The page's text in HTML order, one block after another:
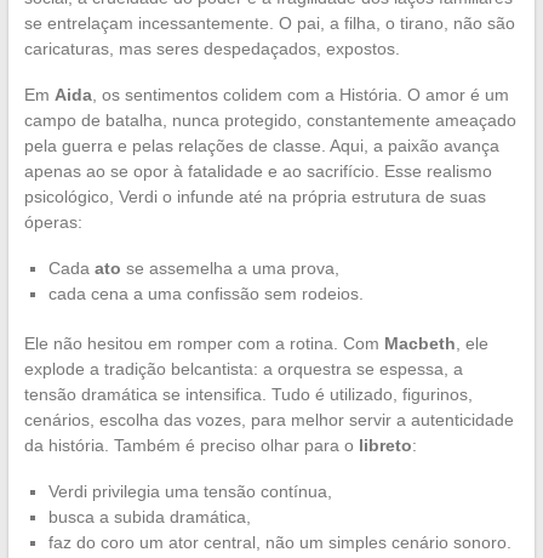
se entrelaçam incessantemente. O pai, a filha, o tirano, não são
caricaturas, mas seres despedaçados, expostos.
Em Aida, os sentimentos colidem com a História. O amor é um
campo de batalha, nunca protegido, constantemente ameaçado
pela guerra e pelas relações de classe. Aqui, a paixão avança
apenas ao se opor à fatalidade e ao sacrifício. Esse realismo
psicológico, Verdi o infunde até na própria estrutura de suas
óperas:
Cada ato se assemelha a uma prova,
cada cena a uma confissão sem rodeios.
Ele não hesitou em romper com a rotina. Com Macbeth , ele
explode a tradição belcantista: a orquestra se espessa, a
tensão dramática se intensifica. Tudo é utilizado, figurinos,
cenários, escolha das vozes, para melhor servir a autenticidade
da história. Também é preciso olhar para o libreto:
Verdi privilegia uma tensão contínua,
busca a subida dramática,
faz do coro um ator central, não um simples cenário sonoro.